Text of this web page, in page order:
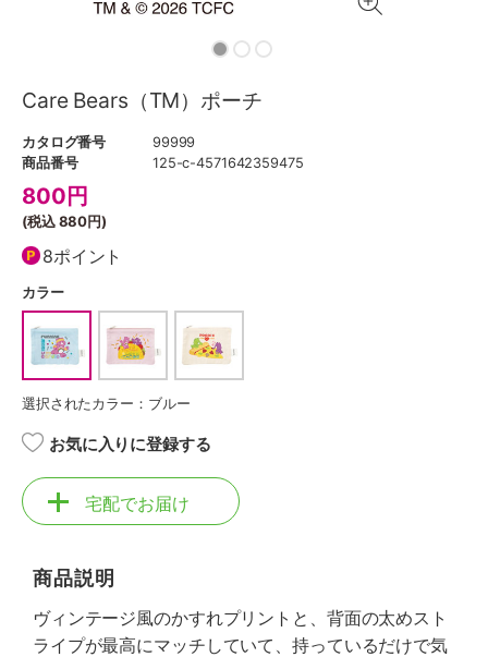
Care Bears（TM）ポーチ
カタログ番号
99999
商品番号
125-c-4571642359475
800 円
(税込880円)
8ポイント
カラー
選択されたカラー：ブルー
お気に入りに登録する
宅配でお届け
商品説明
ヴィンテージ風のかすれプリントと、背面の太めスト
ライプが最高にマッチしていて、持っているだけで気